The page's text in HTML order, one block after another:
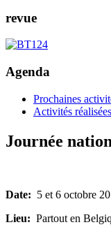
revue
Agenda
Prochaines
Activités réalisées
Journée
Date: 5 et 6 octobre
Lieu: Partout en